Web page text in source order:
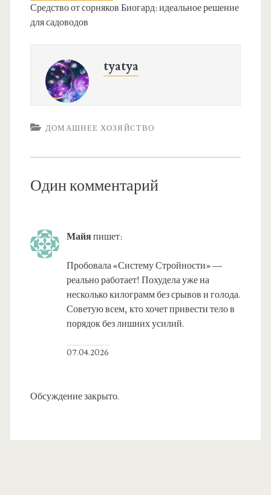
Средство от сорняков Биогард: идеальное решение
для садоводов
tyatya
ДОМАШНЕЕ ХОЗЯЙСТВО
Один комментарий
Майяпишет:
Пробовала «Систему Стройности» —
реально работает! Похудела уже на
несколько килограмм без срывов и голода.
Советую всем, кто хочет привести тело в
порядок без лишних усилий.
07.04.2026
Обсуждение закрыто.